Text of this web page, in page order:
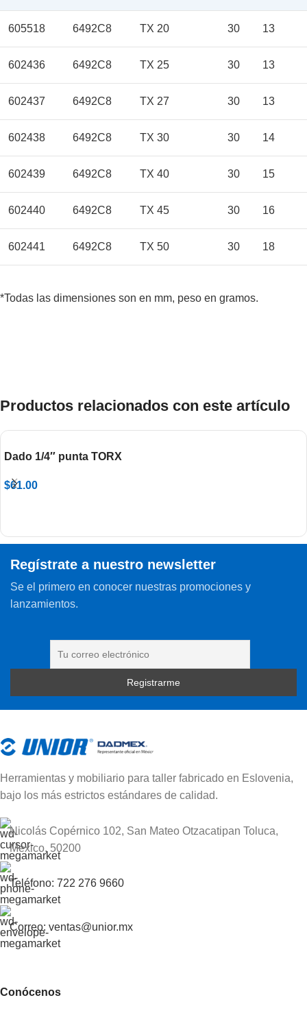
605518 6492C8 TX 20 30 13
602436 6492C8 TX 25 30 13
602437 6492C8 TX 27 30 13
602438 6492C8 TX 30 30 14
602439 6492C8 TX 40 30 15
602440 6492C8 TX 45 30 16
602441 6492C8 TX 50 30 18
*Todas las dimensiones son en mm, peso en gramos.
Productos relacionados con este artículo
Dado 1/4″ punta TORX
$61.00
Regístrate a nuestro newsletter
Se el primero en conocer nuestras promociones y
lanzamientos.
Herramientas y mobiliario para taller fabricado en Eslovenia,
bajo los más estrictos estándares de calidad.
Nicolás Copérnico 102, San Mateo Otzacatipan Toluca,
México, 50200
Teléfono: 722 276 9660
Correo: ventas@unior.mx
Conócenos